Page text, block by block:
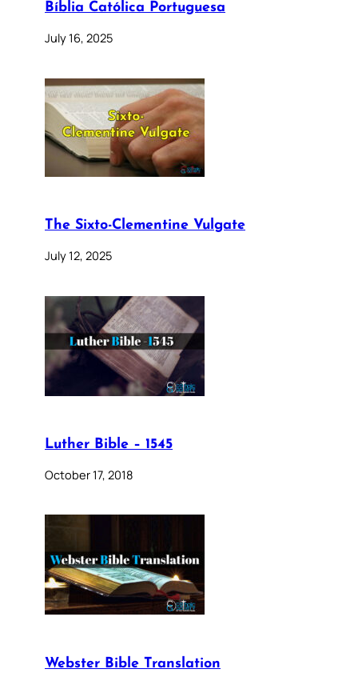
Bíblia Católica Portuguesa
July 16, 2025
The Sixto-Clementine Vulgate
July 12, 2025
Luther Bible – 1545
October 17, 2018
Webster Bible Translation